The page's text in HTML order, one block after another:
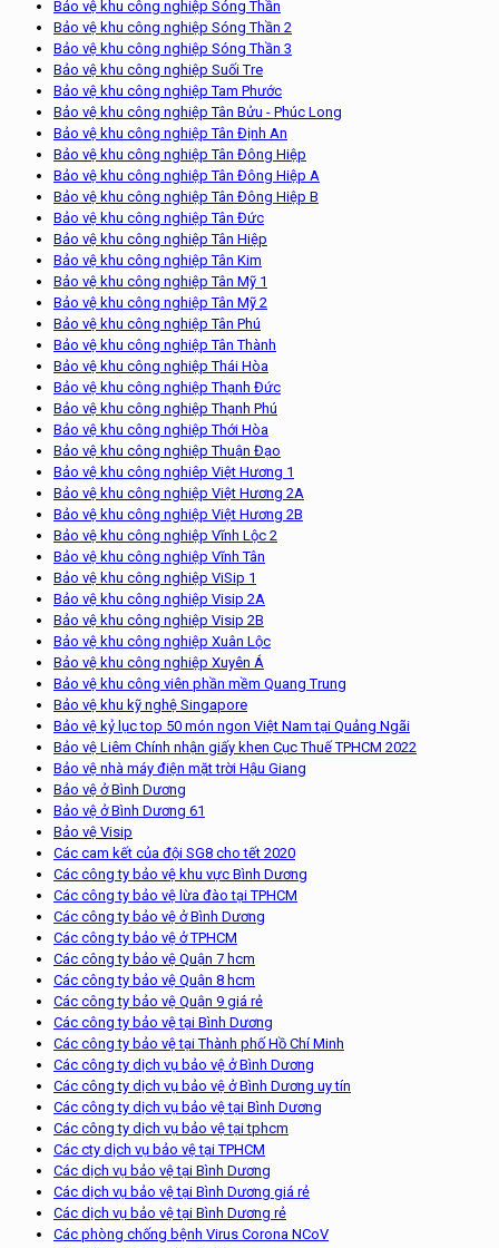
Bảo vệ khu công nghiệp Sóng Thần
Bảo vệ khu công nghiệp Sóng Thần 2
Bảo vệ khu công nghiệp Sóng Thần 3
Bảo vệ khu công nghiệp Suối Tre
Bảo vệ khu công nghiệp Tam Phước
Bảo vệ khu công nghiệp Tân Bửu - Phúc Long
Bảo vệ khu công nghiệp Tân Định An
Bảo vệ khu công nghiệp Tân Đông Hiệp
Bảo vệ khu công nghiệp Tân Đông Hiệp A
Bảo vệ khu công nghiệp Tân Đông Hiệp B
Bảo vệ khu công nghiệp Tân Đức
Bảo vệ khu công nghiệp Tân Hiệp
Bảo vệ khu công nghiệp Tân Kim
Bảo vệ khu công nghiệp Tân Mỹ 1
Bảo vệ khu công nghiệp Tân Mỹ 2
Bảo vệ khu công nghiệp Tân Phú
Bảo vệ khu công nghiệp Tân Thành
Bảo vệ khu công nghiệp Thái Hòa
Bảo vệ khu công nghiệp Thạnh Đức
Bảo vệ khu công nghiệp Thạnh Phú
Bảo vệ khu công nghiệp Thới Hòa
Bảo vệ khu công nghiệp Thuận Đạo
Bảo vệ khu công nghiêp Việt Hương 1
Bảo vệ khu công nghiệp Việt Hương 2A
Bảo vệ khu công nghiệp Việt Hương 2B
Bảo vệ khu công nghiệp Vĩnh Lộc 2
Bảo vệ khu công nghiệp Vĩnh Tân
Bảo vệ khu công nghiệp ViSip 1
Bảo vệ khu công nghiệp Visip 2A
Bảo vệ khu công nghiệp Visip 2B
Bảo vệ khu công nghiệp Xuân Lộc
Bảo vệ khu công nghiệp Xuyên Á
Bảo vệ khu công viên phần mềm Quang Trung
Bảo vệ khu kỹ nghệ Singapore
Bảo vệ kỷ lục top 50 món ngon Việt Nam tại Quảng Ngãi
Bảo vệ Liêm Chính nhận giấy khen Cục Thuế TPHCM 2022
Bảo vệ nhà máy điện mặt trời Hậu Giang
Bảo vệ ở Bình Dương
Bảo vệ ở Bình Dương 61
Bảo vệ Visip
Các cam kết của đội SG8 cho tết 2020
Các công ty bảo vệ khu vực Bình Dương
Các công ty bảo vệ lừa đào tại TPHCM
Các công ty bảo vệ ở Bình Dương
Các công ty bảo vệ ở TPHCM
Các công ty bảo vệ Quận 7 hcm
Các công ty bảo vệ Quận 8 hcm
Các công ty bảo vệ Quận 9 giá rẻ
Các công ty bảo vệ tại Bình Dương
Các công ty bảo vệ tại Thành phố Hồ Chí Minh
Các công ty dịch vụ bảo vệ ở Bình Dương
Các công ty dịch vụ bảo vệ ở Bình Dương uy tín
Các công ty dịch vụ bảo vệ tại Bình Dương
Các công ty dịch vụ bảo vệ tại tphcm
Các cty dịch vụ bảo vệ tại TPHCM
Các dịch vụ bảo vệ tại Bình Dương
Các dịch vụ bảo vệ tại Bình Dương giá rẻ
Các dịch vụ bảo vệ tại Bình Dương rẻ
Các phòng chống bệnh Virus Corona NCoV